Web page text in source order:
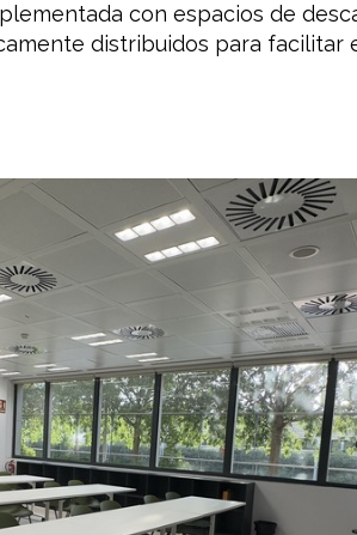
con espacios de
distribuidos para facilitar